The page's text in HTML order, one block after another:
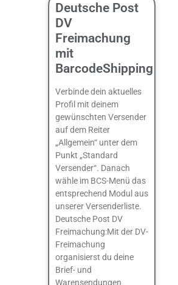
Deutsche Post
DV
Freimachung
mit
BarcodeShipping
Verbinde dein aktuelles
Profil mit deinem
gewünschten Versender
auf dem Reiter
„Allgemein“ unter dem
Punkt „Standard
Versender“. Danach
wähle im BCS-Menü das
entsprechend Modul aus
unserer Versenderliste.
Deutsche Post DV
Freimachung:Mit der DV-
Freimachung
organisierst du deine
Brief- und
Warensendungen